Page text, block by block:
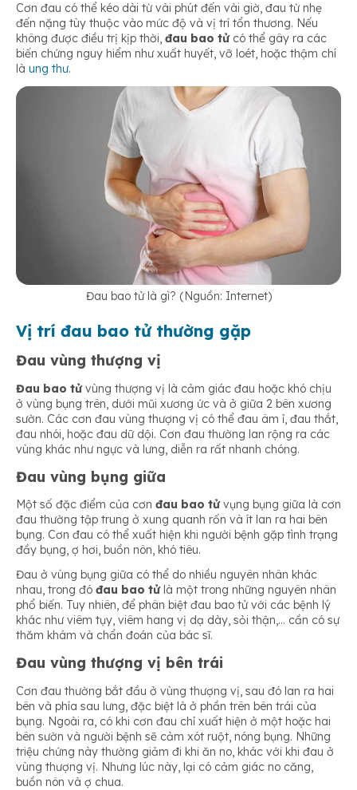
Cơn đau có thể kéo dài từ vài phút đến vài giờ, đau từ nhẹ
đến nặng tùy thuộc vào mức độ và vị trí tổn thương. Nếu
không được điều trị kịp thời, đau bao tửcó thể gây ra các
biến chứng nguy hiểm như xuất huyết, vỡ loét, hoặc thậm chí
là ung thư.
Đau bao tử là gì? (Nguồn: Internet)
Vị trí đau bao tử thường gặp
Đau vùng thượng vị
Đau bao tửvùng thượng vị là cảm giác đau hoặc khó chịu
ở vùng bụng trên, dưới mũi xương ức và ở giữa 2 bên xương
sườn. Các cơn đau vùng thượng vị có thể đau âm ỉ, đau thắt,
đau nhói, hoặc đau dữ dội. Cơn đau thường lan rộng ra các
vùng khác như ngực và lưng, diễn ra rất nhanh chóng.
Đau vùng bụng giữa
Một số đặc điểm của cơn đau bao tửvụng bụng giữa là cơn
đau thường tập trung ở xung quanh rốn và ít lan ra hai bên
bụng. Cơn đau có thể xuất hiện khi người bệnh gặp tình trạng
đầy bụng, ợ hơi, buồn nôn, khó tiêu.
Đau ở vùng bụng giữa có thể do nhiều nguyên nhân khác
nhau, trong đó đau bao tửlà một trong những nguyên nhân
phổ biến. Tuy nhiên, để phân biệt đau bao tử với các bệnh lý
khác như viêm tụy, viêm hang vị dạ dày, sỏi thận,… cần có sự
thăm khám và chẩn đoán của bác sĩ.
Đau vùng thượng vị bên trái
Cơn đau thường bắt đầu ở vùng thượng vị, sau đó lan ra hai
bên và phía sau lưng, đặc biệt là ở phần trên bên trái của
bụng. Ngoài ra, có khi cơn đau chỉ xuất hiện ở một hoặc hai
bên sườn và người bệnh sẽ cảm xót ruột, nóng bụng. Những
triệu chứng này thường giảm đi khi ăn no, khác với khi đau ở
vùng thượng vị. Nhưng lúc này, lại có cảm giác no căng,
buồn nôn và ợ chua.